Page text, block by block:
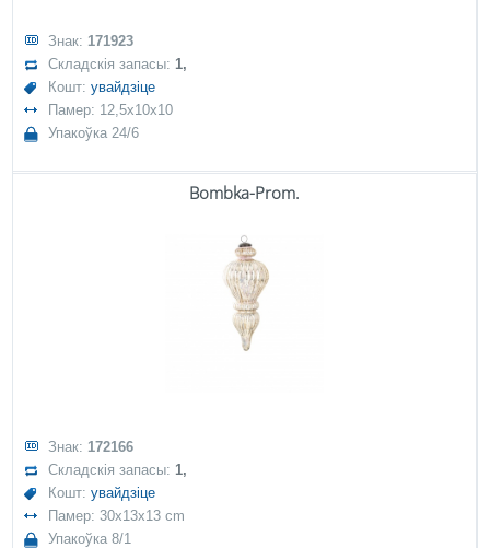
Знак: 171923
Складскія запасы:1,
Кошт:увайдзіце
Памер: 12,5x10x10
Упакоўка 24/6
Bombka-Prom.
Знак: 172166
Складскія запасы:1,
Кошт:увайдзіце
Памер: 30x13x13 cm
Упакоўка 8/1